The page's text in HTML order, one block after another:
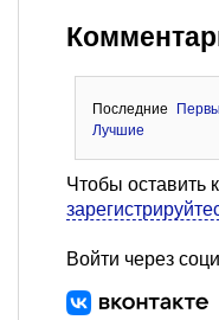
Последние
Лучшие
Чтобы оставить
Войти через